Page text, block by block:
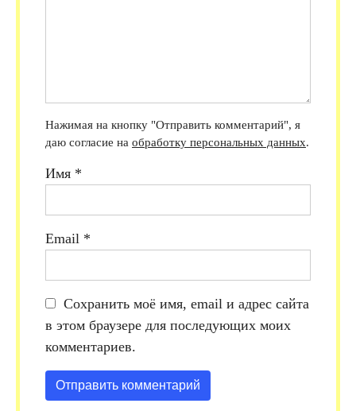
Нажимая на кнопку "Отправить комментарий", я
даю согласие на обработку персональных данных.
Имя *
Email *
Сохранить моё имя, email и адрес сайта
в этом браузере для последующих моих
комментариев.